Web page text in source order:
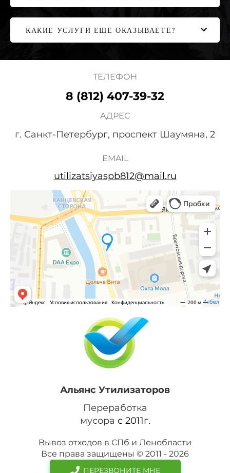
КАКИЕ УСЛУГИ ЕЩЕ ОКАЗЫВАЕТЕ?
ТЕЛЕФОН
8 (812) 407-39-32
АДРЕС
г. Санкт-Петербург, проспект Шаумяна, 2
EMAIL
utilizatsiyaspb812@mail.ru
Альянс Утилизаторов
Переработка
мусора с 2011г.
Вывоз отходов в СПб и Ленобласти
Все права защищены © 2011 - 2026
ПЕРЕЗВОНИТЕ МНЕ